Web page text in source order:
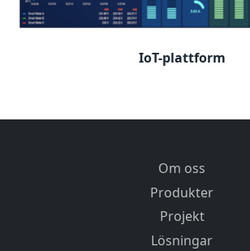
IoT-plattform
Om oss
Produkter
Projekt
Lösningar